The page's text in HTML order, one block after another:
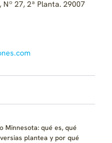
27, 2ª Planta. 29007
Minnesota: qué es, qué
plantea y por qué